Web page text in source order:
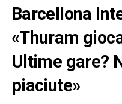
Barcellona
«Thuram
Ultime gare?
piaciute»